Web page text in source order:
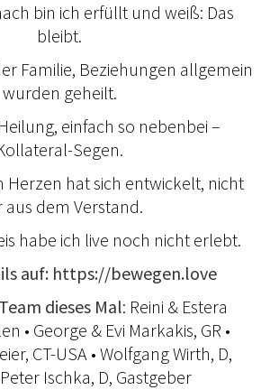
bin ich erfüllt und weiß: Das
bleibt.
Familie, Beziehungen allgemein
wurden geheilt.
einfach so nebenbei –
Segen.
Herzen hat sich ent­wickelt, nicht
aus dem Verstand.
habe ich live noch nicht erlebt.
auf: https://bewegen.love
dieses Mal: Reini & Estera
• George & Evi Markakis, GR •
CT-USA • Wolfgang Wirth, D,
Ischka, D, Gastgeber